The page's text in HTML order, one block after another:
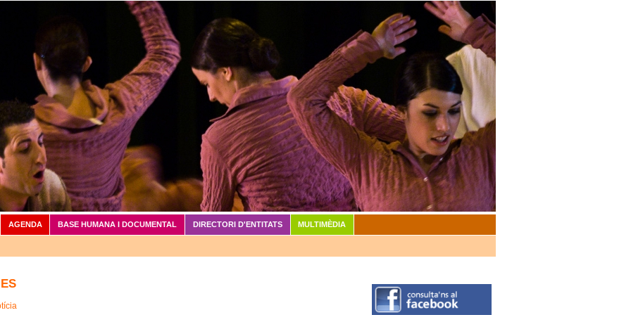
Vés al contingut
AGENDA BASE HUMANA I DOCUMENTAL DIRECTORI D'ENTITATS MULTIMÈDIA